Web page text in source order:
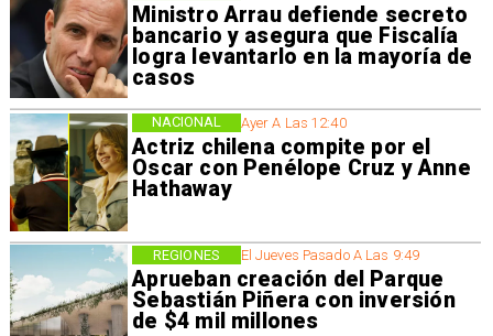
Ministro Arrau defiende secreto
bancario y asegura que Fiscalía
logra levantarlo en la mayoría de
casos
Ayer A Las 12:40
Actriz chilena compite por el
Oscar con Penélope Cruz y Anne
Hathaway
NACIONAL
El Jueves Pasado A Las 9:49
Aprueban creación del Parque
Sebastián Piñera con inversión
de $4 mil millones
REGIONES